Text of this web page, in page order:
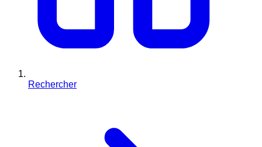
Rechercher